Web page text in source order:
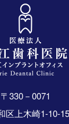
〒330－0071
区上木崎1-10-